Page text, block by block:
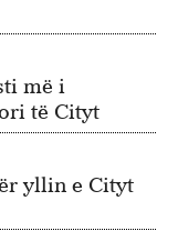
më i
të Cityt
yllin e Cityt